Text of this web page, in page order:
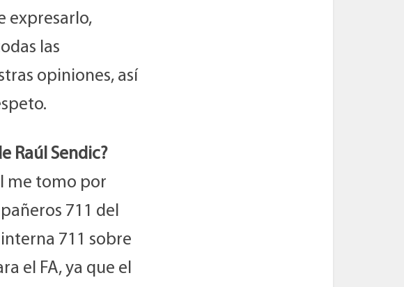
expresarlo,
las
opiniones, así
Raúl Sendic?
me tomo por
711 del
711 sobre
el FA, ya que el